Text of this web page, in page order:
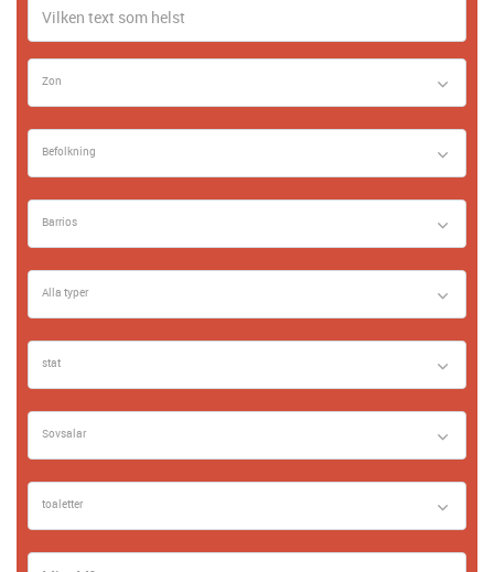
Zon
Befolkning
Barrios
Alla typer
stat
Sovsalar
toaletter